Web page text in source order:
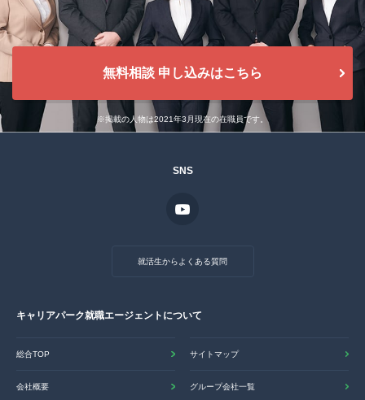
無料相談 申し込みはこちら
※掲載の人物は2021年3月現在の在職員です。
SNS
就活生からよくある質問
キャリアパーク就職エージェントについて
総合TOP サイトマップ
会社概要 グループ会社一覧